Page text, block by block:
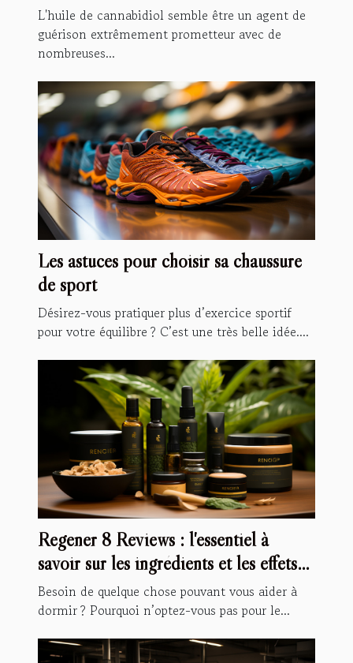
L'huile de cannabidiol semble être un agent de
guérison extrêmement prometteur avec de
nombreuses...
Les astuces pour choisir sa chaussure
de sport
Désirez-vous pratiquer plus d’exercice sportif
pour votre équilibre ? C’est une très belle idée....
Regener 8 Reviews : l'essentiel à
savoir sur les ingrédients et les effets
secondaires
Besoin de quelque chose pouvant vous aider à
dormir ? Pourquoi n’optez-vous pas pour le...